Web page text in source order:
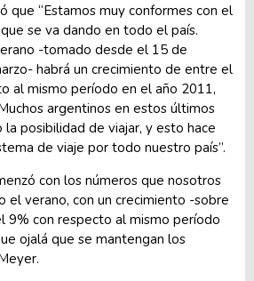
que “Estamos muy conformes con el
se va dando en todo el país.
-tomado desde el 15 de
habrá un crecimiento de entre el
al mismo período en el año 2011,
argentinos en estos últimos
la posibilidad de viajar, y esto hace
de viaje por todo nuestro país”.
con los números que nosotros
el verano, con un crecimiento -sobre
9% con respecto al mismo período
ojalá que se mantengan los